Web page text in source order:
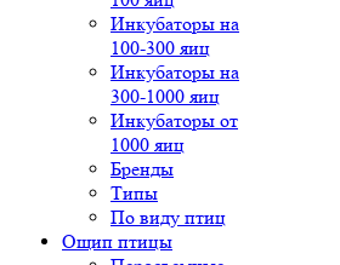
Инкубаторы на
100-300 яиц
Инкубаторы на
300-1000 яиц
Инкубаторы от
1000 яиц
Бренды
Типы
По виду птиц
Ощип птицы